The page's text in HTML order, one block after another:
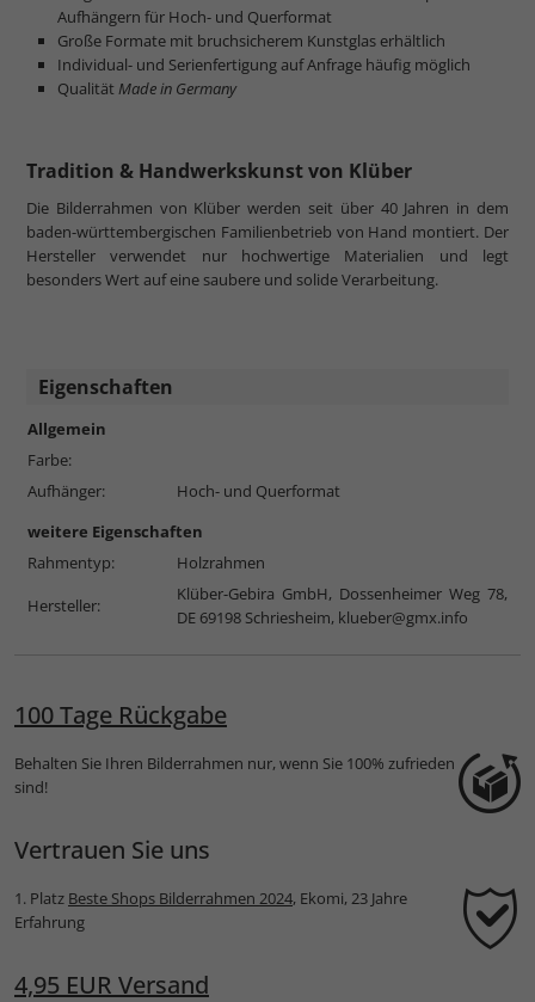
Aufhängern für Hoch- und Querformat
Große Formate mit bruchsicherem Kunstglas erhältlich
Individual- und Serienfertigung auf Anfrage häufig möglich
Qualität Made in Germany
Tradition & Handwerkskunst von Klüber
Die Bilderrahmen von Klüber werden seit über 40 Jahren in dem
baden-württembergischen Familienbetrieb von Hand montiert. Der
Hersteller verwendet nur hochwertige Materialien und legt
besonders Wert auf eine saubere und solide Verarbeitung.
Eigenschaften
Allgemein
Farbe:
Aufhänger:
Hoch- und Querformat
weitere Eigenschaften
Rahmentyp:
Holzrahmen
Hersteller:
Klüber-Gebira GmbH, Dossenheimer Weg 78,
DE 69198 Schriesheim, klueber@gmx.info
100 Tage Rückgabe
Behalten Sie Ihren Bilderrahmen nur, wenn Sie 100% zufrieden
sind!
Vertrauen Sie uns
1. Platz Beste Shops Bilderrahmen 2024, Ekomi, 23 Jahre
Erfahrung
4,95 EUR Versand